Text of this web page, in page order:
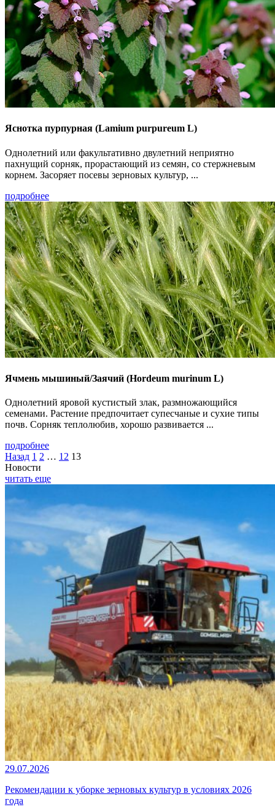
Яснотка пурпурная (Lamium purpureum L)
Однолетний или факультативно двулетний неприятно
пахнущий сорняк, прорастающий из семян, со стержневым
корнем. Засоряет посевы зерновых культур, ...
подробнее
Ячмень мышиный/Заячий (Hordeum murinum L)
Однолетний яровой кустистый злак, размножающийся
семенами. Растение предпочитает супесчаные и сухие типы
почв. Сорняк теплолюбив, хорошо развивается ...
подробнее
Назад 1 2 … 12 13
Новости
читать еще
29.07.2026
Рекомендации к уборке зерновых культур в условиях 2026
года